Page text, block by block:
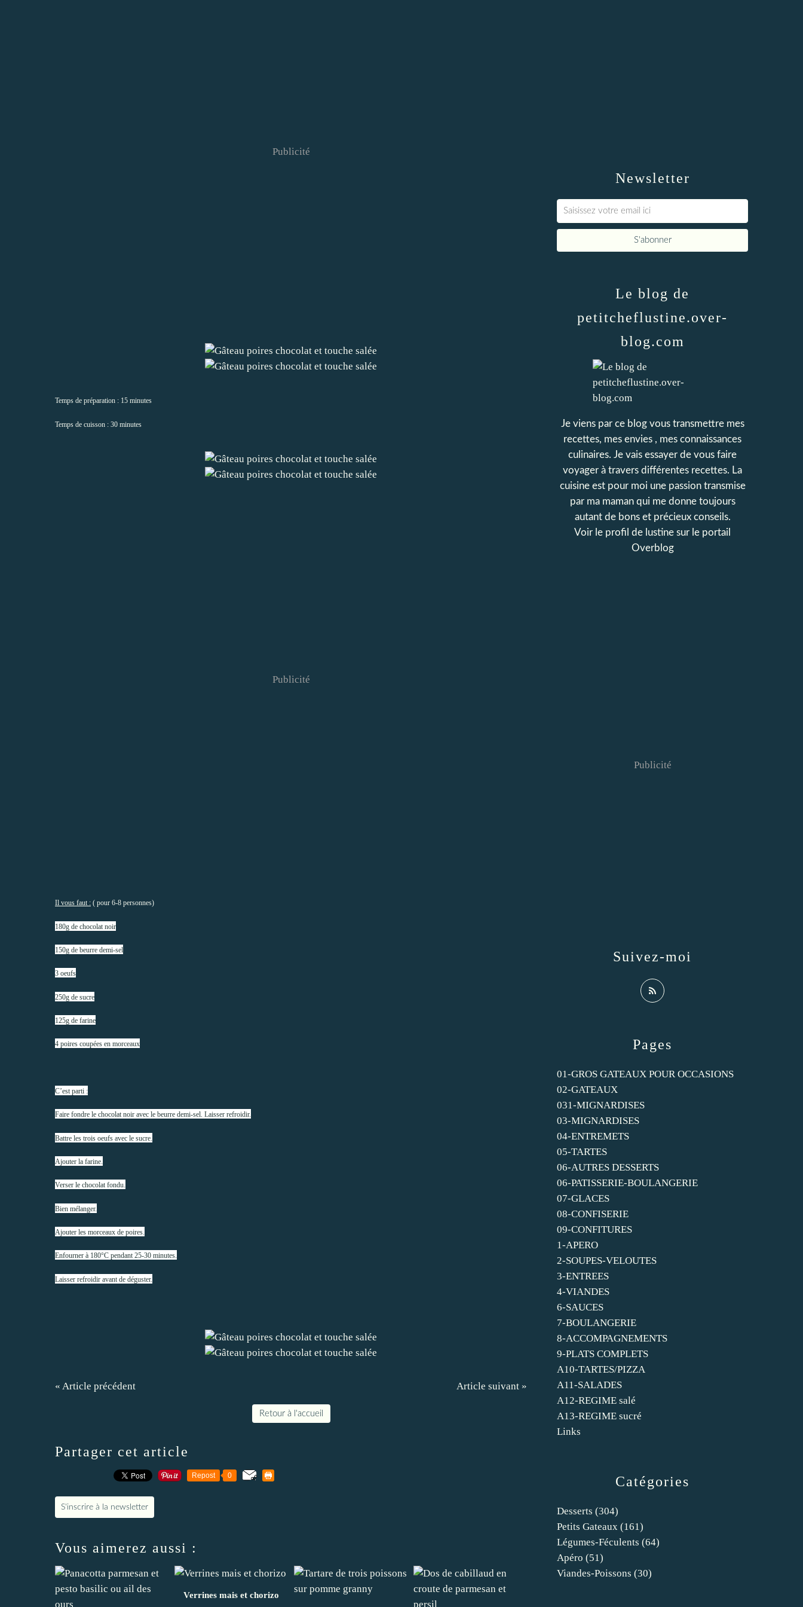
Publicité
Temps de préparation : 15 minutes
Temps de cuisson : 30 minutes
Publicité
Il vous faut : ( pour 6-8 personnes)
180g de chocolat noir
150g de beurre demi-sel
3 oeufs
250g de sucre
125g de farine
4 poires coupées en morceaux
C’est parti :
Faire fondre le chocolat noir avec le beurre demi-sel. Laisser refroidir.
Battre les trois oeufs avec le sucre.
Ajouter la farine.
Verser le chocolat fondu.
Bien mélanger.
Ajouter les morceaux de poires.
Enfourner à 180°C pendant 25-30 minutes.
Laisser refroidir avant de déguster.
« Article précédent Article suivant »
Retour à l'accueil
Partager cet article
Repost 0
S'inscrire à la newsletter
Vous aimerez aussi :
Verrines mais et chorizo
Newsletter
Catégories
Desserts (304)
Petits Gateaux (161)
Légumes-Féculents (64)
Apéro (51)
Viandes-Poissons (30)
Pages
01-GROS GATEAUX POUR OCCASIONS
02-GATEAUX
031-MIGNARDISES
03-MIGNARDISES
04-ENTREMETS
05-TARTES
06-AUTRES DESSERTS
06-PATISSERIE-BOULANGERIE
07-GLACES
08-CONFISERIE
09-CONFITURES
1-APERO
2-SOUPES-VELOUTES
3-ENTREES
4-VIANDES
6-SAUCES
7-BOULANGERIE
8-ACCOMPAGNEMENTS
9-PLATS COMPLETS
A10-TARTES/PIZZA
A11-SALADES
A12-REGIME salé
A13-REGIME sucré
Links
Le blog de
petitcheflustine.over-
blog.com
Je viens par ce blog vous transmettre mes
recettes, mes envies , mes connaissances
culinaires. Je vais essayer de vous faire
voyager à travers différentes recettes. La
cuisine est pour moi une passion transmise
par ma maman qui me donne toujours
autant de bons et précieux conseils.
Voir le profil de lustine sur le portail
Overblog
Suivez-moi
Publicité